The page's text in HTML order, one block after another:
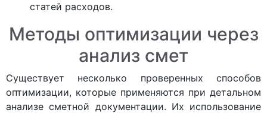
статей расходов.
Методы оптимизации через
анализ смет
Существует несколько проверенных способов
оптимизации, которые применяются при детальном
анализе сметной документации. Их использование